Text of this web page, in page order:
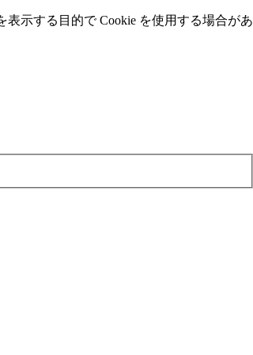
⽰する⽬的で Cookie を使⽤する場合があ